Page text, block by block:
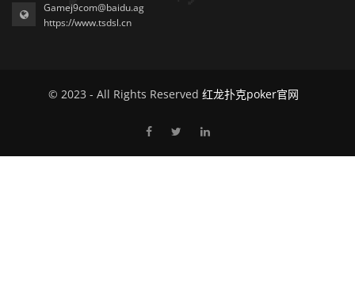
Gamej9com@baidu.ag
https://www.tsdsl.cn
© 2023 - All Rights Reserved 红龙扑克poker官网